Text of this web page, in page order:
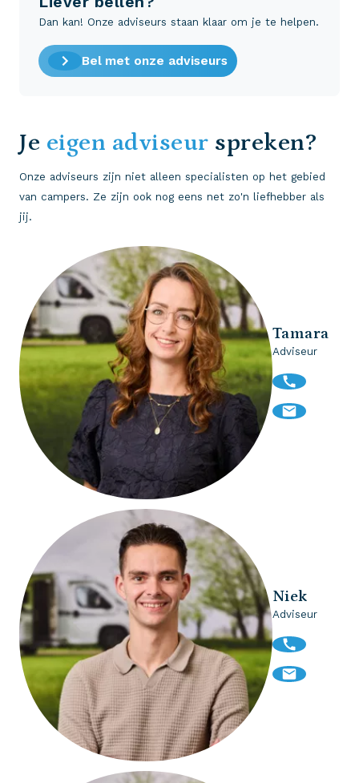
Dan kan! Onze adviseurs staan klaar om je te helpen.
Bel met onze adviseurs
Je eigen adviseur spreken?
Onze adviseurs zijn niet alleen specialisten op het gebied
van campers. Ze zijn ook nog eens net zo'n liefhebber als
jij.
Tamara
Adviseur
Niek
Adviseur